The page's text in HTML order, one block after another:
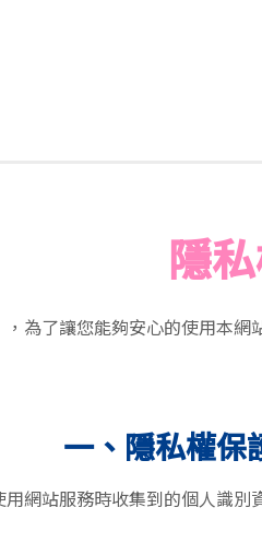
隱
為了讓您能夠安心的使用本
一、隱私權保
網站服務時收集到的個人識